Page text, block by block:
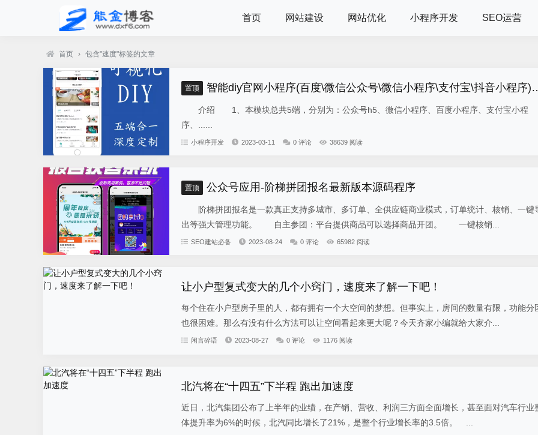
首页 网站建设 网站优化 小程序开发 SEO运营
首页 › 包含"速度"标签的文章
置顶 智能diy官网小程序(百度\微信公众号\微信小程序\支付宝\抖音小程序)独立版
介绍 1、本模块总共5端，分别为：公众号h5、微信小程序、百度小程序、支付宝小程
序、......
小程序开发 2023-03-11 0 评论 38639 阅读
置顶 公众号应用-阶梯拼团报名最新版本源码程序
阶梯拼团报名是一款真正支持多城市、多订单、全供应链商业模式，订单统计、核销、一键
出等强大管理功能。 自主参团：平台提供商品可以选择商品开团。 一键核销...
SEO建站必备 2023-08-24 0 评论 65982 阅读
让小户型复式变大的几个小窍门，速度来了解一下吧！
每个住在小户型房子里的人，都有拥有一个大空间的梦想。但事实上，房间的数量有限，功能分
也很困难。那么有没有什么方法可以让空间看起来更大呢？今天齐家小编就给大家介...
闲言碎语 2023-08-27 0 评论 1176 阅读
北汽将在“十四五”下半程 跑出加速度
近日，北汽集团公布了上半年的业绩，在产销、营收、利润三方面全面增长，甚至面对汽车行业
体提升率为6%的时候，北汽同比增长了21%，是整个行业增长率的3.5倍。 ...